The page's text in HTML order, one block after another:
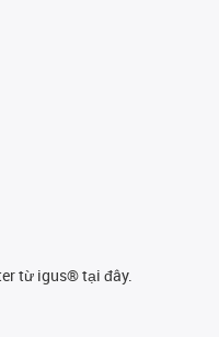
từ igus® tại đây.